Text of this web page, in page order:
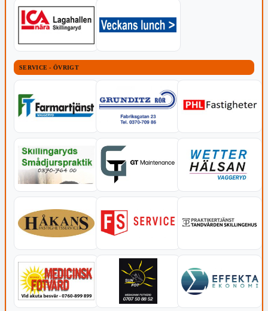
SERVICE - ÖVRIGT